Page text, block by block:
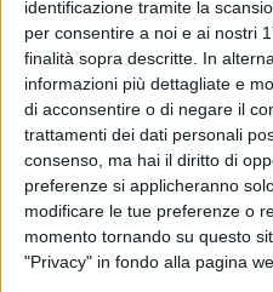
identificazione tramite la
per consentire a noi e ai nostri
finalità sopra descritte. In
informazioni più dettagliate e
di acconsentire o di negare il
trattamenti dei dati personali
consenso, ma hai il diritto di
preferenze si applicheranno
modificare le tue preferenze o
momento tornando su questo
"Privacy" in fondo alla pagina
La classifica "Il mare più
Touring club italiano ha
anche per il 2026.
Il riconoscimento è stato reso
sindaco Angelantonio
blu e conferma la qualità del
paesaggio costiero e
sostenibile del territorio» ha